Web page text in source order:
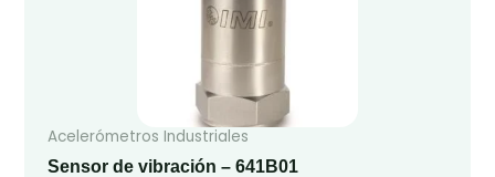
Acelerómetros Industriales
Sensor de vibración – 641B01